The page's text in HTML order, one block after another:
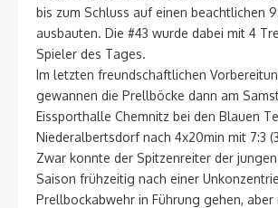
bis zum Schluss auf einen beachtlichen
ausbauten. Die #43 wurde dabei mit 4
Spieler des Tages.
Im letzten freundschaftlichen
gewannen die Prellböcke dann am
Eissporthalle Chemnitz bei den Blauen
Niederalbertsdorf nach 4x20min mit 7:3
Zwar konnte der Spitzenreiter der jungen
Saison frühzeitig nach einer
Prellbockabwehr in Führung gehen, aber